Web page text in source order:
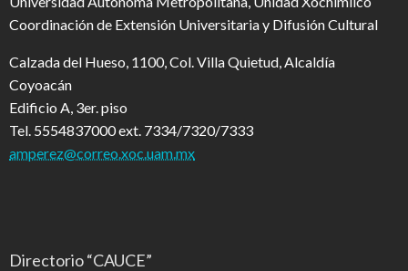
Coordinación de Extensión Universitaria y Difusión Cultural
Calzada del Hueso, 1100, Col. Villa Quietud, Alcaldía
Coyoacán
Edificio A, 3er. piso
Tel. 5554837000 ext. 7334/7320/7333
amperez@correo.xoc.uam.mx
Directorio “CAUCE”